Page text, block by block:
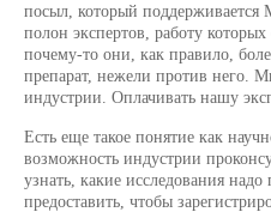
посыл, который
полон экспертов, работу
почему-то они, как правило,
препарат, нежели против него.
индустрии. Оплачивать нашу
Есть еще такое понятие как
возможность индустрии
узнать, какие исследования
предоставить, чтобы